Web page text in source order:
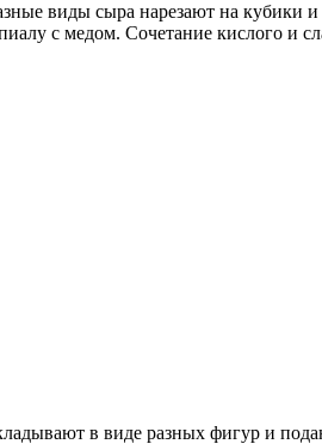
виды сыра нарезают на
с медом. Сочетание кислого и
в виде разных фигур и